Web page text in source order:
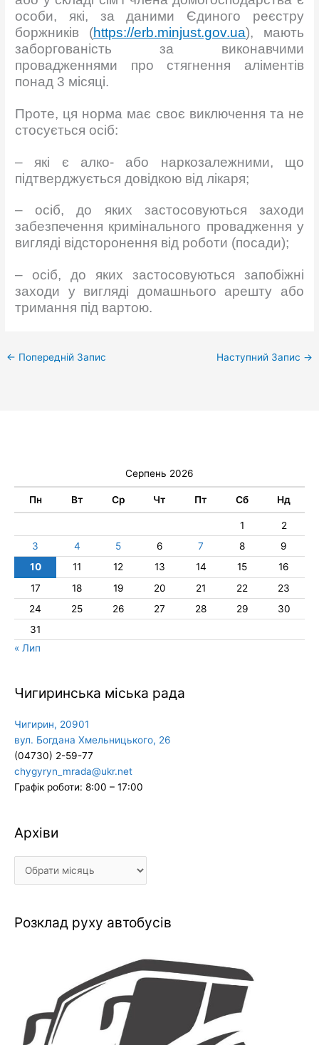
особи, які, за даними Єдиного реєстру
боржників (https://erb.minjust.gov.ua), мають
заборгованість за виконавчими
провадженнями про стягнення аліментів
понад 3 місяці.
Проте, ця норма має своє виключення та не
стосується осіб:
– які є алко- або наркозалежними, що
підтверджується довідкою від лікаря;
– осіб, до яких застосовуються заходи
забезпечення кримінального провадження у
вигляді відсторонення від роботи (посади);
– осіб, до яких застосовуються запобіжні
заходи у вигляді домашнього арешту або
тримання під вартою.
← Попередній Запис Наступний Запис →
Серпень 2026
Пн Вт Ср Чт Пт Сб Нд
1
2
3
4 5 6 7 8
9
10
11 12 13 14 15
16
17
18 19 20 21 22
23
24
25 26 27 28 29
30
31
« Лип
Чигиринська міська рада
Чигирин, 20901
вул. Богдана Хмельницького, 26
(04730) 2-59-77
chygyryn_mrada@ukr.net
Графік роботи: 8:00 – 17:00
Архіви
Архіви
Розклад руху автобусів